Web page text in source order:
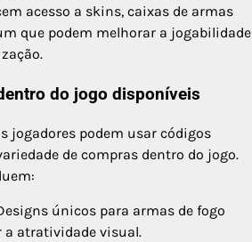
acesso a skins, caixas de armas
que podem melhorar a jogabilidade
do jogo disponíveis
jogadores podem usar códigos
de compras dentro do jogo.
únicos para armas de fogo
a atratividade visual.